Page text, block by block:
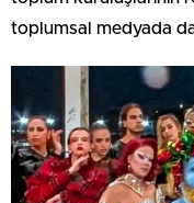
toplumsal medyada